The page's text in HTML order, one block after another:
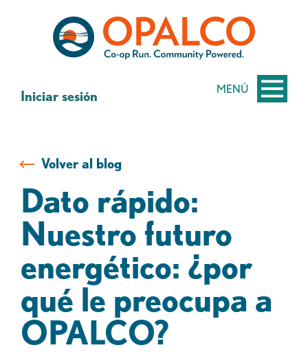
contenido
MENÚ
Iniciar sesión
Volver al blog
Dato rápido:
Nuestro futuro
energético: ¿por
qué le preocupa a
OPALCO?